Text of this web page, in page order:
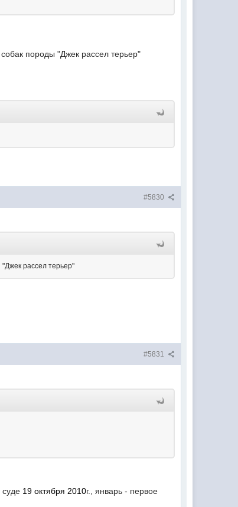
породы "Джек рассел терьер"
#5830
рассел терьер"
#5831
19 октября 2010г., январь - первое